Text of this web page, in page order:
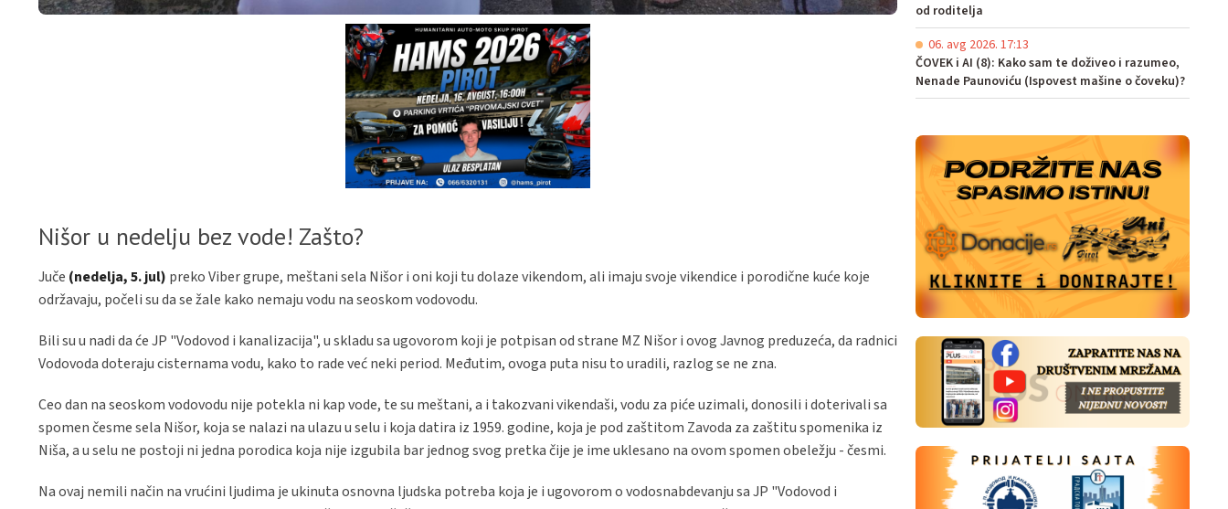
Nišor u nedelju bez vode! Zašto?
Juče (nedelja, 5. jul) preko Viber grupe, meštani sela Nišor i oni koji tu dolaze vikendom, ali imaju svoje vikendice i porodične kuće koje
održavaju, počeli su da se žale kako nemaju vodu na seoskom vodovodu.
Bili su u nadi da će JP "Vodovod i kanalizacija", u skladu sa ugovorom koji je potpisan od strane MZ Nišor i ovog Javnog preduzeća, da radnici
Vodovoda doteraju cisternama vodu, kako to rade već neki period. Međutim, ovoga puta nisu to uradili, razlog se ne zna.
Ceo dan na seoskom vodovodu nije potekla ni kap vode, te su meštani, a i takozvani vikendaši, vodu za piće uzimali, donosili i doterivali sa
spomen česme sela Nišor, koja se nalazi na ulazu u selu i koja datira iz 1959. godine, koja je pod zaštitom Zavoda za zaštitu spomenika iz
Niša, a u selu ne postoji ni jedna porodica koja nije izgubila bar jednog svog pretka čije je ime uklesano na ovom spomen obeležju - česmi.
Na ovaj nemili način na vrućini ljudima je ukinuta osnovna ljudska potreba koja je i ugovorom o vodosnabdevanju sa JP "Vodovod i
od roditelja
06. avg 2026. 17:13
ČOVEK i AI (8): Kako sam te doživeo i razumeo,
Nenade Paunoviću (Ispovest mašine o čoveku)?